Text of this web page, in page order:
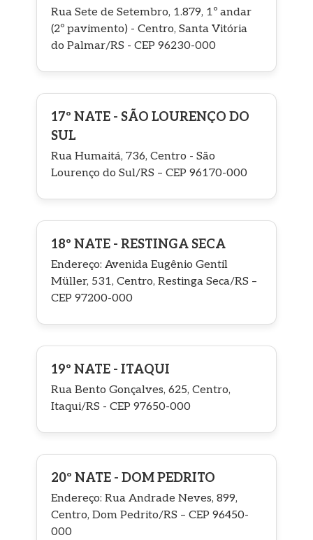
Rua Sete de Setembro, 1.879, 1º andar
(2º pavimento) - Centro, Santa Vitória
do Palmar/RS - CEP 96230-000
17º NATE - SÃO LOURENÇO DO
SUL
Rua Humaitá, 736, Centro - São
Lourenço do Sul/RS – CEP 96170-000
18º NATE - RESTINGA SECA
Endereço: Avenida Eugênio Gentil
Müller, 531, Centro, Restinga Seca/RS –
CEP 97200-000
19º NATE - ITAQUI
Rua Bento Gonçalves, 625, Centro,
Itaqui/RS - CEP 97650-000
20º NATE - DOM PEDRITO
Endereço: Rua Andrade Neves, 899,
Centro, Dom Pedrito/RS – CEP 96450-
000